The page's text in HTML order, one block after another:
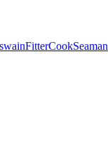
FitterCookSeaman